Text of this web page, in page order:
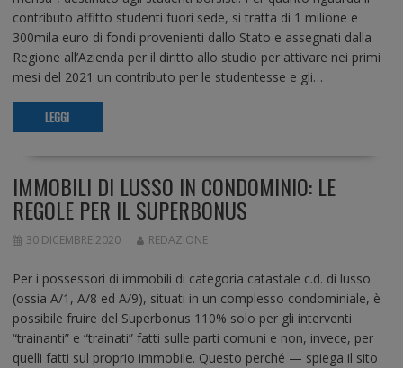
contributo affitto studenti fuori sede, si tratta di 1 milione e
300mila euro di fondi provenienti dallo Stato e assegnati dalla
Regione all’Azienda per il diritto allo studio per attivare nei primi
mesi del 2021 un contributo per le studentesse e gli…
LEGGI
IMMOBILI DI LUSSO IN CONDOMINIO: LE
REGOLE PER IL SUPERBONUS
30 DICEMBRE 2020 REDAZIONE
Per i possessori di immobili di categoria catastale c.d. di lusso
(ossia A/1, A/8 ed A/9), situati in un complesso condominiale, è
possibile fruire del Superbonus 110% solo per gli interventi
“trainanti” e “trainati” fatti sulle parti comuni e non, invece, per
quelli fatti sul proprio immobile. Questo perché — spiega il sito